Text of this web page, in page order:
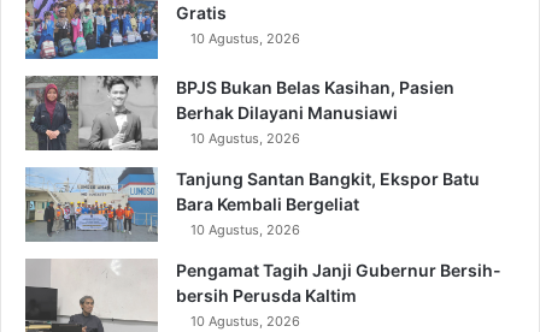
Gratis
10 Agustus, 2026
BPJS Bukan Belas Kasihan, Pasien
Berhak Dilayani Manusiawi
10 Agustus, 2026
Tanjung Santan Bangkit, Ekspor Batu
Bara Kembali Bergeliat
10 Agustus, 2026
Pengamat Tagih Janji Gubernur Bersih-
bersih Perusda Kaltim
10 Agustus, 2026